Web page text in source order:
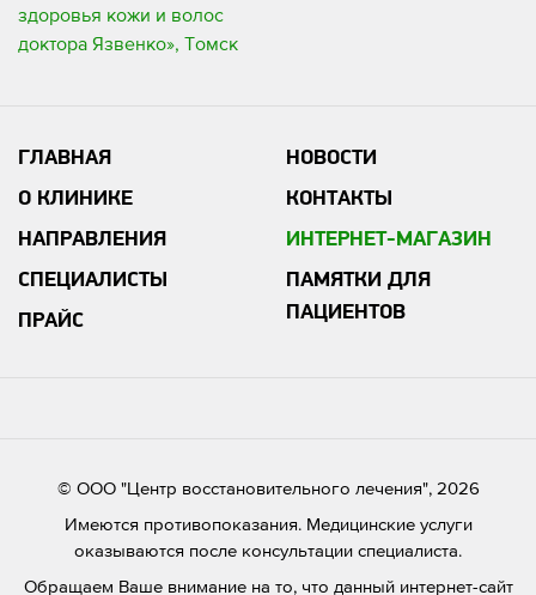
ГЛАВНАЯ
О КЛИНИКЕ
НАПРАВЛЕНИЯ
СПЕЦИАЛИСТЫ
ПРАЙС
НОВОСТИ
КОНТАКТЫ
ИНТЕРНЕТ-МАГАЗИН
ПАМЯТКИ ДЛЯ
ПАЦИЕНТОВ
© ООО "Центр восстановительного лечения", 2026
Имеются противопоказания. Медицинские услуги
оказываются после консультации специалиста.
Обращаем Ваше внимание на то, что данный интернет-сайт